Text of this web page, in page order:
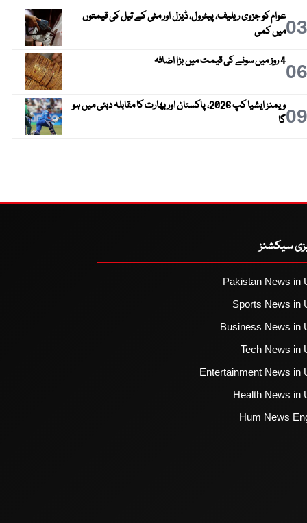
03عوام کو جزوی ریلیف، پیٹرول، ڈیزل اور مٹی کے تیل کی قیمتوں
میں کمی
064 روز میں سونے کی قیمت میں بڑا اضافہ
09
ویمنز ایشیا کپ 2026، پاکستان اور بھارت کا مقابلہ دبئی میں ہو
گا
سیکشنز
Pakistan News in
Sports News in
Business News in
Tech News in
Entertainment News in
Health News in
Hum News